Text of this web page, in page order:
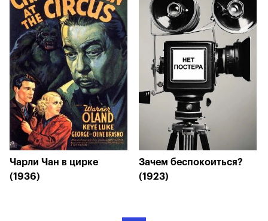
Чарли Чан в цирке
(1936)
Зачем беспокоиться?
(1923)